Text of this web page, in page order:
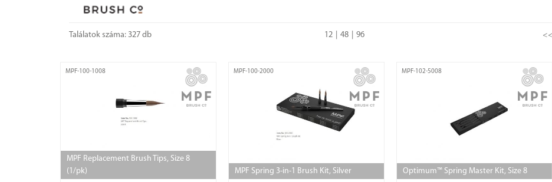
Találatok száma: 327 db 12 48 96 <<
MPF-100-1008
MPF Replacement Brush Tips, Size 8
(1/pk)
MPF-100-2000
MPF Spring 3-in-1 Brush Kit, Silver
MPF-102-5008
Optimum™ Spring Master Kit, Size 8